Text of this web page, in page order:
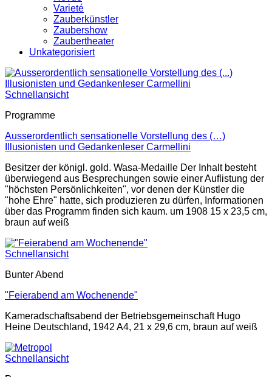
Varieté
Zauberkünstler
Zaubershow
Zaubertheater
Unkategorisiert
Schnellansicht
Programme
Ausserordentlich sensationelle Vorstellung des (…)
Illusionisten und Gedankenleser Carmellini
Besitzer der königl. gold. Wasa-Medaille Der Inhalt besteht
überwiegend aus Besprechungen sowie einer Auflistung der
"höchsten Persönlichkeiten", vor denen der Künstler die
"hohe Ehre" hatte, sich produzieren zu dürfen, Informationen
über das Programm finden sich kaum. um 1908 15 x 23,5 cm,
braun auf weiß
Schnellansicht
Bunter Abend
"Feierabend am Wochenende"
Kameradschaftsabend der Betriebsgemeinschaft Hugo
Heine Deutschland, 1942 A4, 21 x 29,6 cm, braun auf weiß
Schnellansicht